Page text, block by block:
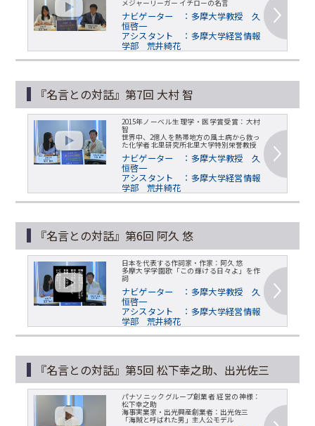
メジャーリーガー イチローの名言
ナビゲーター ：多摩大学教授 久
恒啓一
アシスタント ：多摩大学経営情報
学部 荒井綺花
『名言との対話』第7回 大村 智
2015年ノーベル生理学・医学賞受賞：大村
智
世界中、2億人を熱帯地方の風土病から救っ
た化学者 北里研究所北里大学特別栄誉教授
ナビゲーター ：多摩大学教授 久
恒啓一
アシスタント ：多摩大学経営情報
学部 荒井綺花
『名言との対話』第6回 阿久 悠
日本を代表する作詞家・作家：阿久 悠
多摩大学学園歌「この輝ける日々よ」を作
詞
ナビゲーター ：多摩大学教授 久
恒啓一
アシスタント ：多摩大学経営情報
学部 荒井綺花
『名言との対話』第5回 松下幸之助、出光佐三
パナソニックグループ創業者 経営の神様：
松下幸之助
海事実業家・出光興産創業者：出光佐三
「海賊と呼ばれた男」主人公モデル